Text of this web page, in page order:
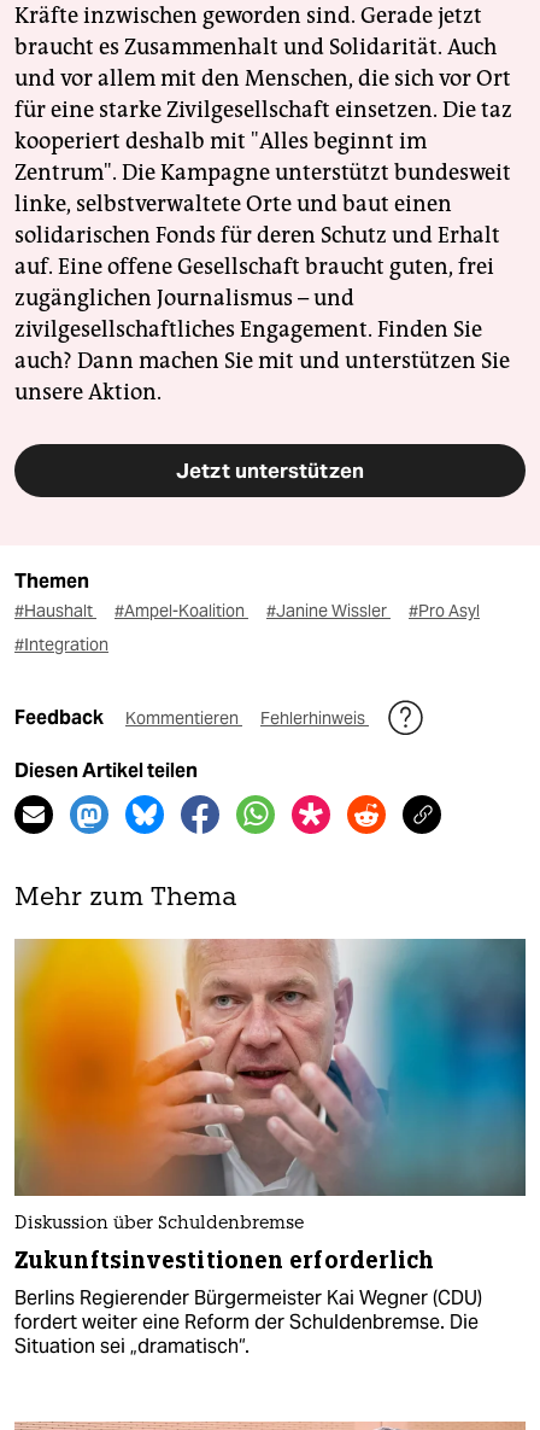
Kräfte inzwischen geworden sind. Gerade jetzt
braucht es Zusammenhalt und Solidarität. Auch
und vor allem mit den Menschen, die sich vor Ort
für eine starke Zivilgesellschaft einsetzen. Die taz
kooperiert deshalb mit "Alles beginnt im
Zentrum". Die Kampagne unterstützt bundesweit
linke, selbstverwaltete Orte und baut einen
solidarischen Fonds für deren Schutz und Erhalt
auf. Eine offene Gesellschaft braucht guten, frei
zugänglichen Journalismus – und
zivilgesellschaftliches Engagement. Finden Sie
auch? Dann machen Sie mit und unterstützen Sie
unsere Aktion.
Jetzt unterstützen
Themen
#Haushalt #Ampel-Koalition #Janine Wissler
#Pro Asyl
#Integration
Feedback Kommentieren Fehlerhinweis
Diesen Artikel teilen
Mehr zum Thema
Diskussion über Schuldenbremse
Zukunftsinvestitionen erforderlich
Berlins Regierender Bürgermeister Kai Wegner (CDU)
fordert weiter eine Reform der Schuldenbremse. Die
Situation sei „dramatisch“.